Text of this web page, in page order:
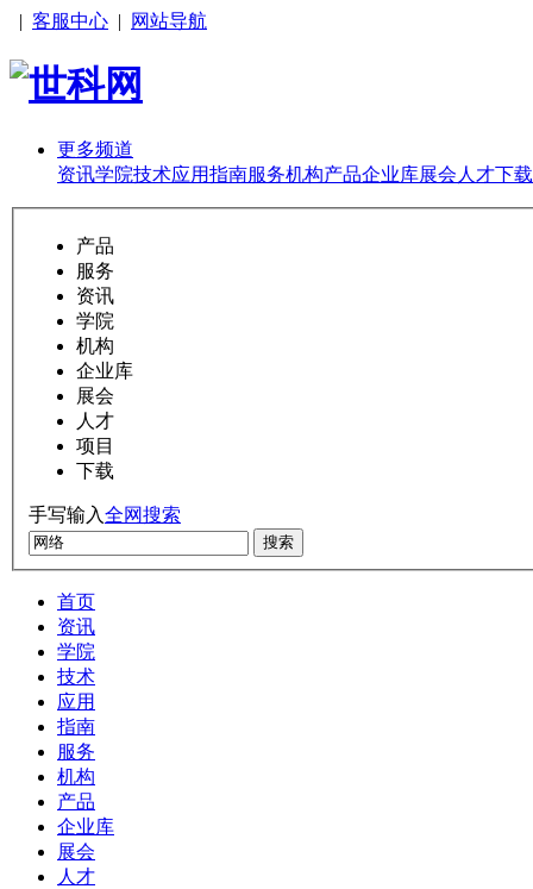
| 客服中心 | 网站导航
更多频道
资讯学院技术应用指南服务机构产品企业库展会 人才下载
产品
服务
资讯
学院
机构
企业库
展会
人才
项目
下载
手写输入全网搜索
搜索
首页
资讯
学院
技术
应用
指南
服务
机构
产品
企业库
展会
人才